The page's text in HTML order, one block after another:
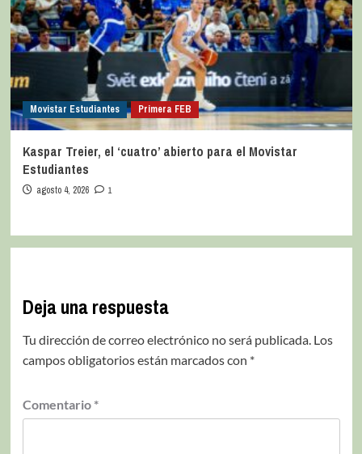
Movistar Estudiantes Primera FEB
Kaspar Treier, el ‘cuatro’ abierto para el Movistar
Estudiantes
agosto 4, 2026 1
Deja una respuesta
Tu dirección de correo electrónico no será publicada. Los
campos obligatorios están marcados con *
Comentario *